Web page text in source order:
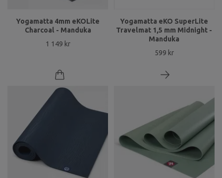
Yogamatta 4mm eKOLite
Charcoal - Manduka
1 149 kr
Yogamatta eKO SuperLite
Travelmat 1,5 mm Midnight -
Manduka
599 kr